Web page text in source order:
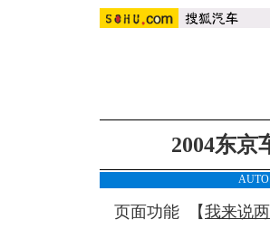
2004东京
页面功能 【我来说